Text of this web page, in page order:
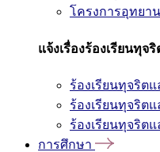
โครงการอุทยา
แจ้งเรื่องร้องเรียนทุจริ
ร้องเรียนทุจริต
ร้องเรียนทุจริต
ร้องเรียนทุจริต
การศึกษา